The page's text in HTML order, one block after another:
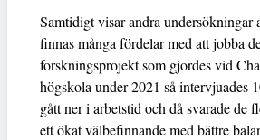
Samtidigt visar andra undersökningar
finnas många fördelar med att jobba
forskningsprojekt som gjordes vid
högskola under 2021 så intervjuades
gått ner i arbetstid och då svarade de
ett ökat välbefinnande med bättre